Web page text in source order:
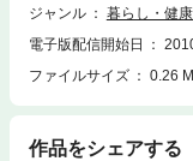
ジャンル
暮らし・健
電子版配信開始日
ファイルサイズ
0.26
作品をシェアする